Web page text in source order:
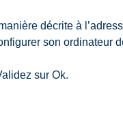
décrite à
son ordinateur
sur Ok.